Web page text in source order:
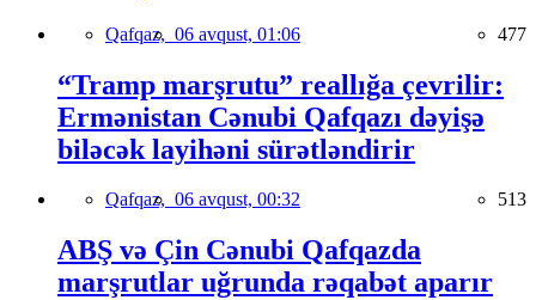
Qafqaz, 06 avqust, 01:06 477
“Tramp marşrutu” reallığa çevrilir:
Ermənistan Cənubi Qafqazı dəyişə
biləcək layihəni sürətləndirir
Qafqaz, 06 avqust, 00:32 513
ABŞ və Çin Cənubi Qafqazda
marşrutlar uğrunda rəqabət aparır